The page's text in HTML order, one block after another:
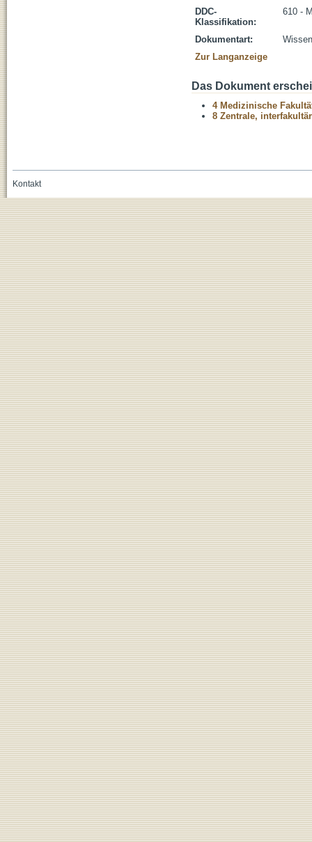
DDC-
Klassifikation:
610 -
Dokumentart:
Zur Langanzeige
Das Dokument
4 Medizinische
8 Zentrale,
Kontakt